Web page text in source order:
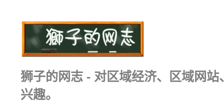
狮子的网志 - 对区域经济、区域网
兴趣。